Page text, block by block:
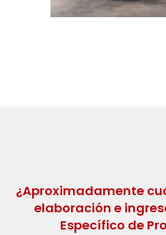
¿Aproximadamente
elaboración e
Específico de